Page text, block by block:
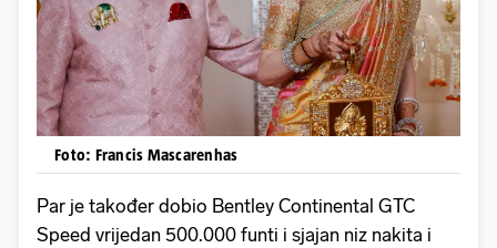
Foto: Francis Mascarenhas
Par je također dobio Bentley Continental GTC
Speed ​​vrijedan 500.000 funti i sjajan niz nakita i